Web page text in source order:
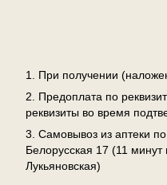
1. При получении
2. Предоплата по
реквизиты во время
3. Самовывоз из аптеки
Белорусская 17 (11
Лукьяновская)